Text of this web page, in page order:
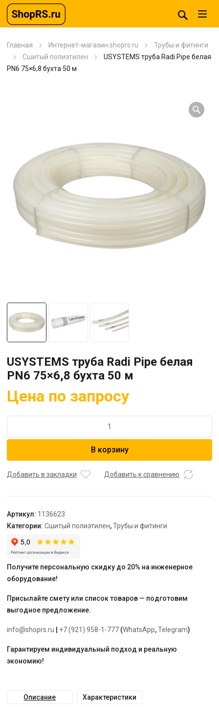
Главная Интернет-магазин shoprs.ru
Трубы и фитинги
Сшитый полиэтилен
USYSTEMS труба Radi Pipe белая
PN6 75×6,8 бухта 50 м
USYSTEMS труба Radi Pipe белая
PN6 75×6,8 бухта 50 м
Цена по запросу
USYSTEMS
Pipe
бухта
50
В корзину
Добавить в закладки Добавить к сравнению
Артикул: 1136623
Категории: Сшитый полиэтилен,Трубы и фитинги
Получите персональную скидку до 20% на инженерное
оборудование!
Присылайте смету или список товаров — подготовим
выгодное предложение.
info@shoprs.ru +7 (921) 958-1-777 (WhatsApp,Telegram)
Гарантируем индивидуальный подход и реальную
экономию!
Описание Характеристики